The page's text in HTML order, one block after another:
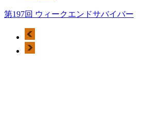
第197回 ウィークエンドサバイバー